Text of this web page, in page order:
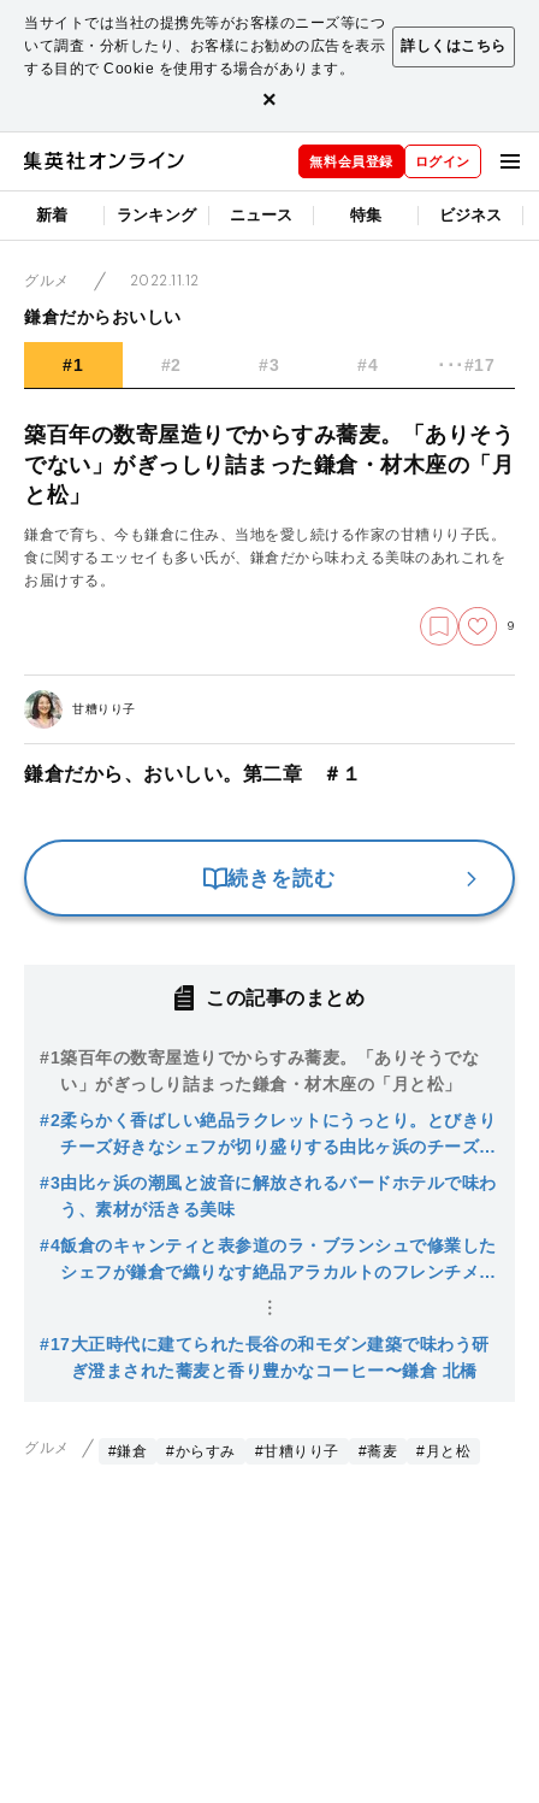
当サイトでは当社の提携先等がお客様のニーズ等につ
いて調査・分析したり、お客様にお勧めの広告を表示
する目的で Cookie を使用する場合があります。
詳しくはこちら
×
無料会員登録 ログイン
新着 ランキング ニュース 特集 ビジネス
グルメ
2022.11.12
鎌倉だからおいしい
#1 #2 #3 #4 ･･･#17
築百年の数寄屋造りでからすみ蕎麦。「ありそう
でない」がぎっしり詰まった鎌倉・材木座の「月
と松」
鎌倉で育ち、今も鎌倉に住み、当地を愛し続ける作家の甘糟りり子氏。
食に関するエッセイも多い氏が、鎌倉だから味わえる美味のあれこれを
お届けする。
9
甘糟りり子
鎌倉だから、おいしい。第二章 ＃１
続きを読む
この記事のまとめ
#1築百年の数寄屋造りでからすみ蕎麦。「ありそうでな
い」がぎっしり詰まった鎌倉・材木座の「月と松」
#2柔らかく香ばしい絶品ラクレットにうっとり。とびきり
チーズ好きなシェフが切り盛りする由比ヶ浜のチーズ料
理屋
#3由比ヶ浜の潮風と波音に解放されるバードホテルで味わ
う、素材が活きる美味
#4飯倉のキャンティと表参道のラ・ブランシュで修業した
シェフが鎌倉で織りなす絶品アラカルトのフレンチメニ
#17大正時代に建てられた長谷の和モダン建築で味わう研
ぎ澄まされた蕎麦と香り豊かなコーヒー〜鎌倉 北橋
グルメ #鎌倉 #からすみ #甘糟りり子 #蕎麦 #月と松